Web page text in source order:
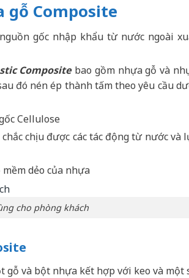
gỗ Composite
gốc nhập khẩu từ nước ngoài
Compositebao gồm nhựa gỗ và
đó nén ép thành tấm theo yêu cầu
Cellulose
chịu được các tác động từ nước và
dẻo của nhựa
cho phòng khách
và bột nhựa kết hợp với keo và một